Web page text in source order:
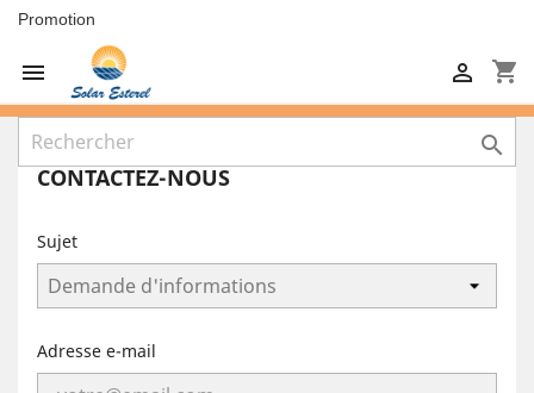
Promotion
 shopping_cart


CONTACTEZ-NOUS
Sujet
Adresse e-mail